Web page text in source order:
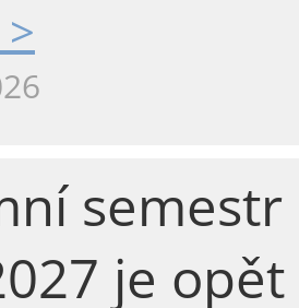
semestr
je opět